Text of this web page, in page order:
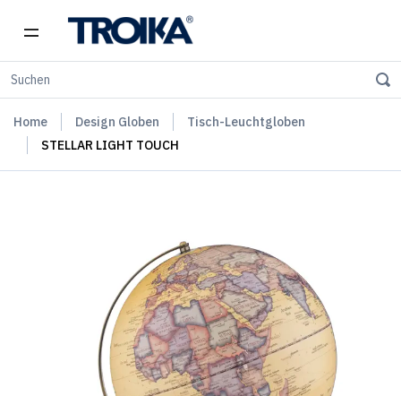
Home Design Globen
Tisch-Leuchtgloben
STELLAR LIGHT TOUCH